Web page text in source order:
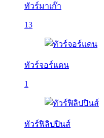
ทัวร์มาเก๊า
13
ทัวร์จอร์แดน
1
ทัวร์ฟิลิปปินส์